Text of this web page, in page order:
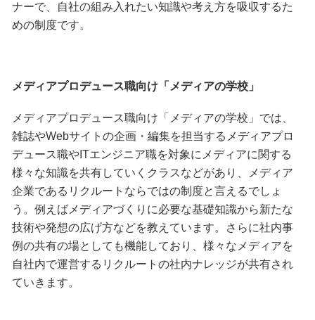
ナーで、自社の組み入れたい知識や考え方を吸収するた
めの制度です。
メディアプロデュース職向け「メディアの学校」
メディアプロデュース職向け「メディアの学校」では、
雑誌やWebサイトの企画・編集を担当するメディアプロ
デュース職やITエンジニア職を対象にメディアに関する
様々な知識を共有していくクラスなどがあり、メディア
企業であるリクルートならではの制度と言えるでしょ
う。例えばメディアづくりに必要な基礎知識から新たな
技術や発想の広げ方などを教えています。さらに社内事
例の共有の場としても機能しており、様々なメディアを
自社内で運営するリクルートの社内ナレッジが共有され
ていきます。